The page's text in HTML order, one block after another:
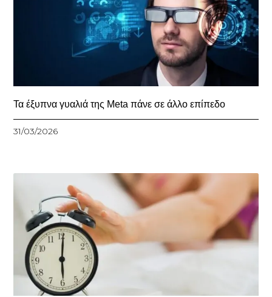
Τα έξυπνα γυαλιά της Meta πάνε σε άλλο επίπεδο
31/03/2026